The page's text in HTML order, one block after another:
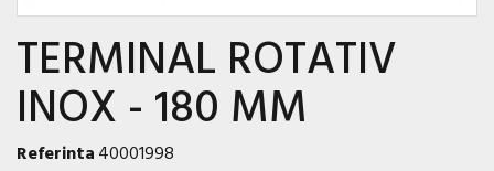
TERMINAL ROTATIV
INOX - 180 MM
Referinta40001998